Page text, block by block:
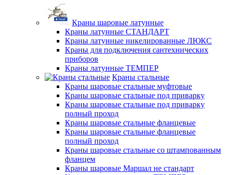
Краны шаровые латунные
Краны латунные СТАНДАРТ
Краны латунные никелированные ЛЮКС
Краны для подключения сантехнических
приборов
Краны латунные ТЕМПЕР
Краны стальные
Краны шаровые стальные муфтовые
Краны шаровые стальные под приварку
Краны шаровые стальные под приварку
полный проход
Краны шаровые стальные фланцевые
Краны шаровые стальные фланцевые
полный проход
Краны шаровые стальные со штампованным
фланцем
Краны шаровые Маршал не стандарт